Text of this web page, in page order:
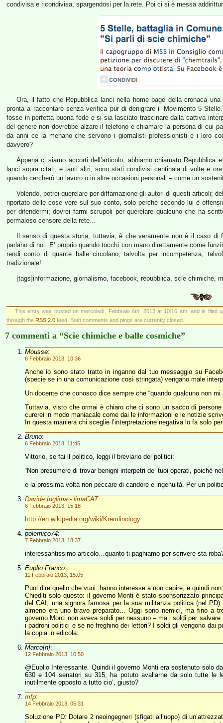
condivisa e ricondivisa, spargendosi per la rete. Poi ci si è messa
Ora, il fatto che Repubblica lanci nella home page della cronaca
pronta a raccontare senza verifica pur di denigrare il Movimento 5
fosse in perfetta buona fede e si sia lasciato trascinare dalla cattiva
del genere non dovrebbe alzare il telefono e chiamare la persona di cui
da anni ce la menano che servono i giornalisti professionisti e i loro
davvero?
Appena ci siamo accorti dell’articolo, abbiamo chiamato
lanci sopra citati, e tanti altri, sono stati condivisi centinaia di volte e
quando cercherò un lavoro o in altre occasioni personali – come un
Volendo, potrei querelare per diffamazione gli autori di questi articoli;
riportato delle cose vere sul suo conto, solo perché secondo lui è
per difendermi; dovrei farmi scrupoli per querelare qualcuno che ha
permaloso censore della rete…
Il senso di questa storia, tuttavia, è che veramente non è il caso
parlano di noi. E’ proprio quando tocchi con mano direttamente come
rendi conto di quante balle circolano, talvolta per incompetenza,
tradizionale!
[tags]informazione, giornalismo, facebook, repubblica, scie chimiche,
This entry was posted on mercoledì, Febbraio 6th, 2013 at 10:16 am, and is filed
through the RSS 2.0 feed. Both comments and pings are currently closed.
7 commenti a “Scie chimiche e balle cosmiche”
Mousse:
6 Febbraio 2013, 10:36
Anche io sono stato tratto in inganno dal tuo messaggio su
(specie se in una comunicazione così stringata) vengano male
Un docente che conosco dice sempre che “quando qualcuno non
Tuttavia, visto che ormai è chiaro che ci sono un sacco di persone
curerei in modo maniacale come dai le informazioni e le notizie
In questa maniera chi sceglie l’interpretazione negativa lo fa solo
Bruno:
6 Febbraio 2013, 11:45
Vittorio, se fai il politico, leggi il breviario dei politici:
“Non presumere di trovar benigni interpetri de’ tuoi operati, poichè
e la prossima volta non peccare di candore e ingenuità. Per un
Davide Inglima - limaCAT:
6 Febbraio 2013, 15:18
http://en.wikipedia.org/wiki/Kremlinology
polemico74:
7 Febbraio 2013, 18:37
interessantissimo articolo…quanto ti paghiamo per scrivere sta
Euplio Franco:
11 Febbraio 2013, 15:05
Puoi dire quello che vuoi: hanno interesse a non capire, e quindi
Chiediti solo questo: il governo Monti è stato sponsorizzato
del CAI, una signora famosa per la sua militanza politica (nel
almeno era uno bravo preparato… Oggi sono nemici, ma fino a
governo Monti non aveva soldi per nessuno – ma i soldi per
i padroni politici e se ne freghino dei lettori? I soldi gli vengono dai
la copia in edicola.
Marco[n]:
12 Febbraio 2013, 10:50
@Euplio Interessante. Quindi il governo Monti era sostenuto solo
630 e 104 senatori su 315, ha potuto avallarne da solo tutte le
inutilmente opposto a tutto cio’, giusto?
mfp:
14 Febbraio 2013, 05:31
Soluzione PD: Dotare 2 neoingegneri (sfigati all’uopo) di